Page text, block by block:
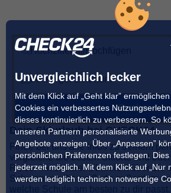
Unvergleichlich lecker
Mit dem Klick auf „Geht klar”
Cookies ein verbessertes
dieses kontinuierlich zu verbessern. So
unseren Partnern personalisierte
Angebote anzeigen. Über „Anpassen”
persönlichen Präferenzen festlegen.
jederzeit möglich. Mit dem Klick auf „Nur
werden lediglich technisch notwendige
Mit CHECK24 die besten
nächsten Urlaub finden
Hochzillertal/Hochfügen
beliebiger Zeitraum
Suche
Dein Skiurlaub bei CHECK24
Finde bei uns alle Infos zu deinem
vergleiche die besten Skiorte und
Reise. Mit unserer Übersicht über die
Schulen vor Ort weißt du außerdem